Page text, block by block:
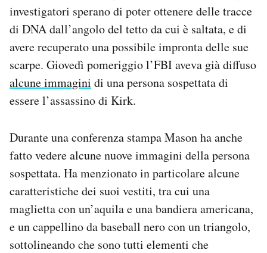
investigatori sperano di poter ottenere delle tracce
di DNA dall’angolo del tetto da cui è saltata, e di
avere recuperato una possibile impronta delle sue
scarpe. Giovedì pomeriggio l’FBI aveva già diffuso
alcune immagini di una persona sospettata di
essere l’assassino di Kirk.
Durante una conferenza stampa Mason ha anche
fatto vedere alcune nuove immagini della persona
sospettata. Ha menzionato in particolare alcune
caratteristiche dei suoi vestiti, tra cui una
maglietta con un’aquila e una bandiera americana,
e un cappellino da baseball nero con un triangolo,
sottolineando che sono tutti elementi che